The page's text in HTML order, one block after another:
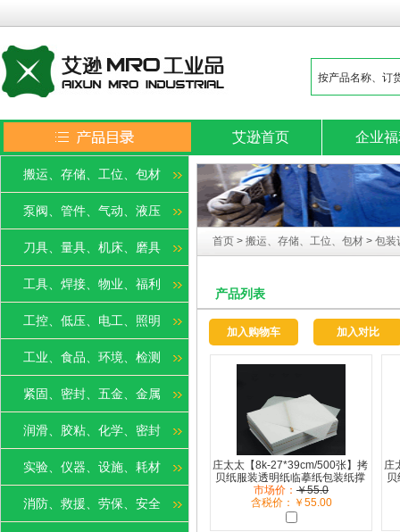
艾逊首页 企业
搬运、存储、工位、包材
泵阀、管件、气动、液压
刀具、量具、机床、磨具
工具、焊接、物业、福利
工控、低压、电工、照明
工业、食品、环境、检测
紧固、密封、五金、金属
润滑、胶粘、化学、密封
实验、仪器、设施、耗材
消防、救援、劳保、安全
首页 > 搬运、存储、工位、包材 > 包装
产品列表
加入购物车 加入对比
庄太太【8k-27*39cm/500张】拷
贝纸服装透明纸临摹纸包装纸撑
包半透明纸ZTT-9310B
市场价： ￥55.0
含税价：￥55.00
庄